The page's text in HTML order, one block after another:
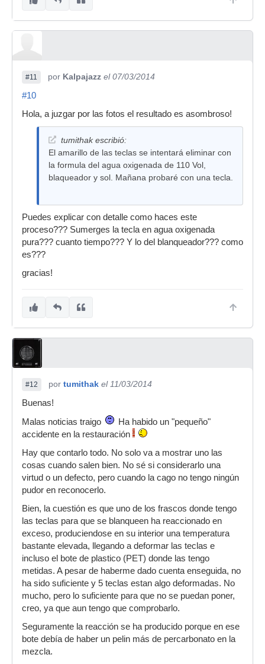
#11 por Kalpajazz el 07/03/2014
#10
Hola, a juzgar por las fotos el resultado es asombroso!
tumithak escribió:
El amarillo de las teclas se intentará eliminar con
la formula del agua oxigenada de 110 Vol,
blaqueador y sol. Mañana probaré con una tecla.
Puedes explicar con detalle como haces este
proceso??? Sumerges la tecla en agua oxigenada
pura??? cuanto tiempo??? Y lo del blanqueador??? como
es???
gracias!
#12 por tumithak el 11/03/2014
Buenas!
Malas noticias traigo
Ha habido un "pequeño"
accidente en la restauración
Hay que contarlo todo. No solo va a mostrar uno las
cosas cuando salen bien. No sé si considerarlo una
virtud o un defecto, pero cuando la cago no tengo ningún
pudor en reconocerlo.
Bien, la cuestión es que uno de los frascos donde tengo
las teclas para que se blanqueen ha reaccionado en
exceso, produciendose en su interior una temperatura
bastante elevada, llegando a deformar las teclas e
incluso el bote de plastico (PET) donde las tengo
metidas. A pesar de haberme dado cuenta enseguida, no
ha sido suficiente y 5 teclas estan algo deformadas. No
mucho, pero lo suficiente para que no se puedan poner,
creo, ya que aun tengo que comprobarlo.
Seguramente la reacción se ha producido porque en ese
bote debía de haber un pelin más de percarbonato en la
mezcla.